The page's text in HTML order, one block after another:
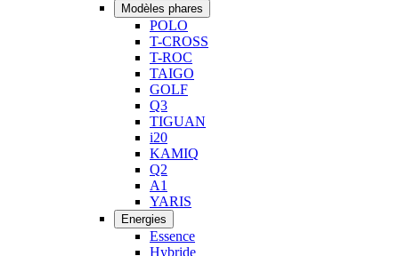
Modèles phares
POLO
T-CROSS
T-ROC
TAIGO
GOLF
Q3
TIGUAN
i20
KAMIQ
Q2
A1
YARIS
Energies
Essence
Hybride